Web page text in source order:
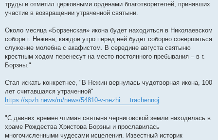
труды и отметил церковными орденами благотворителей, принявших
участие в возвращении утраченной святыни.
Около месяца «Борзенская» икона будет находиться в Николаевском
соборе г. Нежина, каждое утро перед ней будет соборно совершаться
служение молебна с акафистом. В середине августа святыню
крестным ходом перенесут на место постоянного пребывания – в г.
Борзны."
Стал искать конкретнее, "В Нежин вернулась чудотворная икона, 100
лет считавшаяся утраченной"
https://spzh.news/ru/news/54810-v-nezhi ... trachennoj
"С давних времен чтимая святыня черниговской земли находилась в
храме Рождества Христова Борзны и прославилась
многочисленными чудесами исцеления. Известный историк